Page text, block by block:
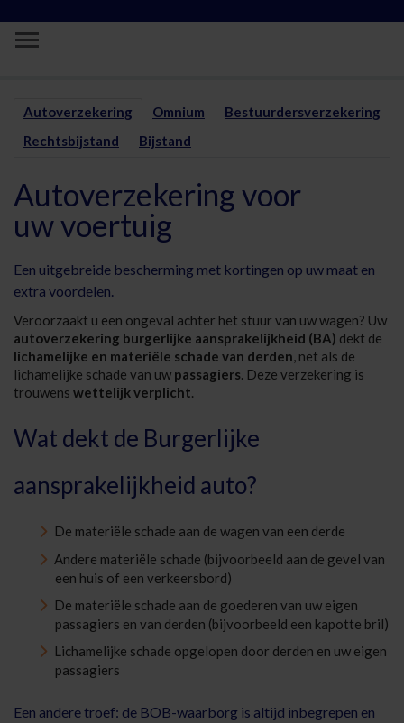
Autoverzekering | Vivium
Autoverzekering Omnium
Bestuurdersverzekering
Rechtsbijstand
Bijstand
Autoverzekering voor
uw voertuig
Een uitgebreide bescherming met kortingen op uw maat en
extra voordelen.
Veroorzaakt u een ongeval achter het stuur van uw wagen? Uw
autoverzekering burgerlijke aansprakelijkheid (BA) dekt de
lichamelijke en materiële schade van derden , net als de
lichamelijke schade van uw passagiers . Deze verzekering is
trouwens wettelijk verplicht
Wat dekt de Burgerlijke
aansprakelijkheid auto?
De materiële schade aan de wagen van een derde
Andere materiële schade (bijvoorbeeld aan de gevel van
een huis of een verkeersbord)
De materiële schade aan de goederen van uw eigen
passagiers en van derden (bijvoorbeeld een kapotte bril)
Lichamelijke schade opgelopen door derden en uw eigen
passagiers
Een andere troef: de BOB-waarborg is altijd inbegrepen en